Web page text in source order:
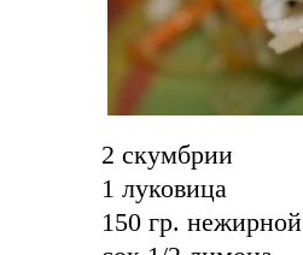
2 скумбрии
1 луковица
150 гр.